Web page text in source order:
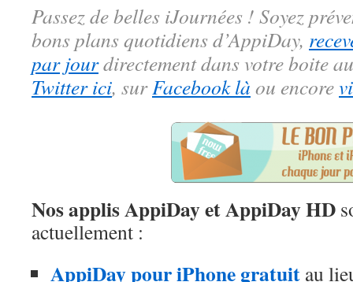
Passez de belles iJournées ! Soyez
bons plans quotidiens d’AppiDay,
par jourdirectement dans votre boite
Twitter ici, surFacebook là ou encore
Nos applis AppiDay et AppiDay HD
actuellement :
AppiDay pour iPhone gratuit au